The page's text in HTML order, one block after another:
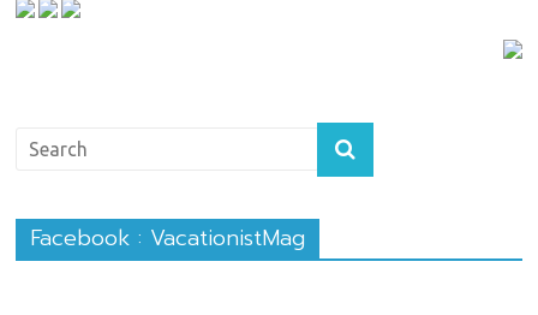
Facebook : VacationistMag